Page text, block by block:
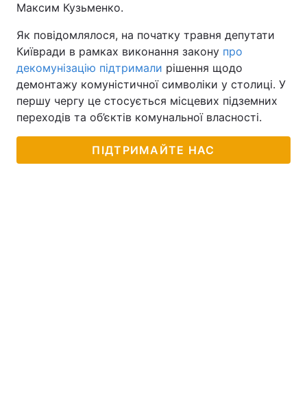
Максим Кузьменко.
Як повідомлялося, на початку травня депутати
Київради в рамках виконання закону про
декомунізацію підтримали рішення щодо
демонтажу комуністичної символіки у столиці. У
першу чергу це стосується місцевих підземних
переходів та об’єктів комунальної власності.
ПІДТРИМАЙТЕ НАС